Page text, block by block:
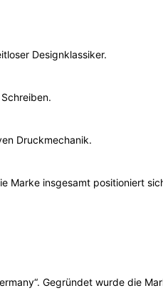
Designklassiker.
Druckmechanik.
Marke insgesamt positioniert
Gegründet wurde die